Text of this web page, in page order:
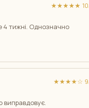
★★★★★
4 тижні. Однозначно
★★★★☆ 9/
виправдовує.